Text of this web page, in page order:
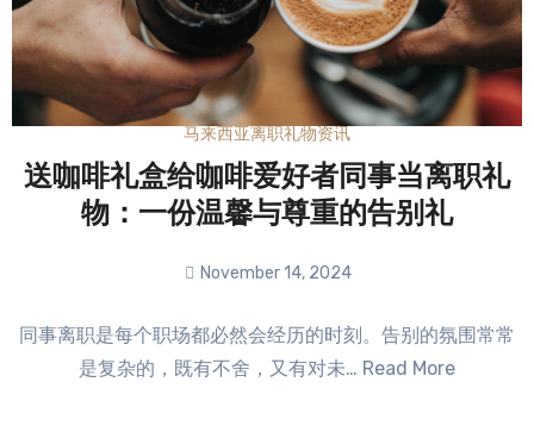
马来西亚离职礼物资讯
送咖啡礼盒给咖啡爱好者同事当离职礼
物：一份温馨与尊重的告别礼
November 14, 2024
Comments
同事离职是每个职场都必然会经历的时刻。告别的氛围常常
是复杂的，既有不舍，又有对未… Read More